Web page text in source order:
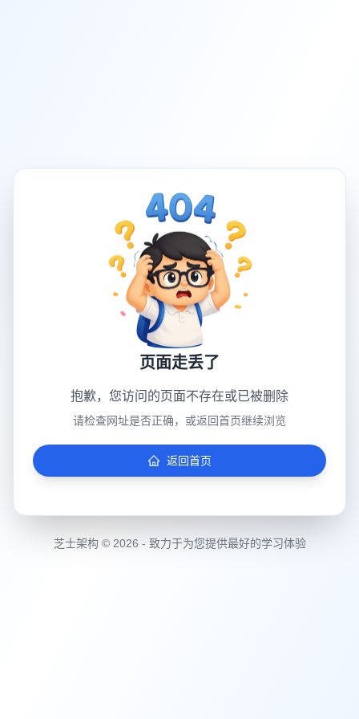
页面走丢了
抱歉，您访问的页面不存在或已被删除
请检查网址是否正确，或返回首页继续浏览
返回首页
芝士架构 © 2026 - 致力于为您提供最好的学习体验